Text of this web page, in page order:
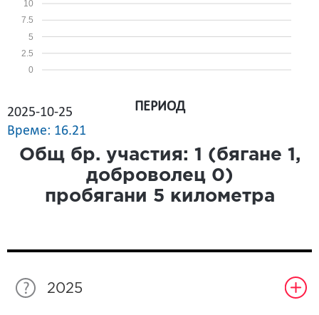
0
2.5
5
7.5
10
2025-10-25
Време: 16.21
ПЕРИОД
Общ бр. участия: 1 (бягане 1 ,
доброволец 0)
пробягани 5 километра
2025